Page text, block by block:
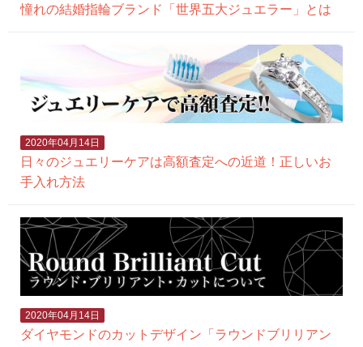
憧れの結婚指輪ブランド「世界五大ジュエラー」とは
2020年04月14日
日々のジュエリーケアは高額査定への近道！正しいお
手入れ方法
2020年04月14日
ダイヤモンドのカットデザイン「ラウンドブリリアン